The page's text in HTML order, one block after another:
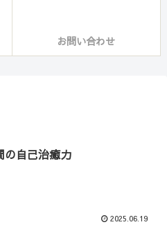
お問い合わせ
の自己治癒力
2025.06.19